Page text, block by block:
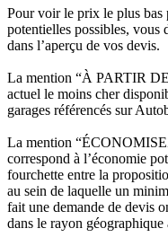
Pour voir le prix le plus bas
potentielles possibles, vous
dans l’aperçu de vos devis.
La mention “À PARTIR
actuel le moins cher
garages référencés sur
La mention
correspond à l’économie
fourchette entre la
au sein de laquelle un
fait une demande de devis
dans le rayon